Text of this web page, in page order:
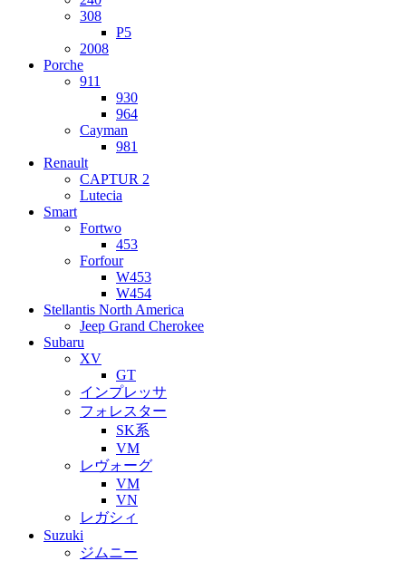
308
P5
2008
Porche
911
930
964
Cayman
981
Renault
CAPTUR 2
Lutecia
Smart
Fortwo
453
Forfour
W453
W454
Stellantis North America
Jeep Grand Cherokee
Subaru
XV
GT
インプレッサ
フォレスター
SK系
VM
レヴォーグ
VM
VN
レガシィ
Suzuki
ジムニー